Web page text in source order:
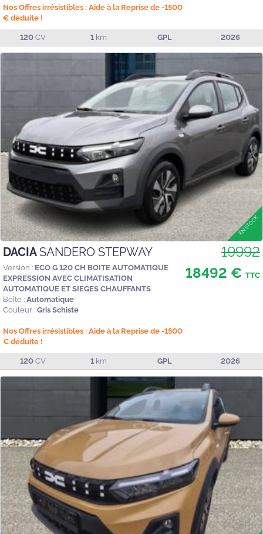
Nos Offres irrésistibles : Aide à la Reprise de -1500
€ déduite !
120 CV 1 km GPL 2026
DACIASANDERO STEPWAY
Version : ECO G 120 CH BOITE AUTOMATIQUE
EXPRESSION AVEC CLIMATISATION
AUTOMATIQUE ET SIEGES CHAUFFANTS
Boîte : Automatique
Couleur : Gris Schiste
Nos Offres irrésistibles : Aide à la Reprise de -1500
€ déduite !
19992
18492 € TTC
120 CV 1 km GPL 2026